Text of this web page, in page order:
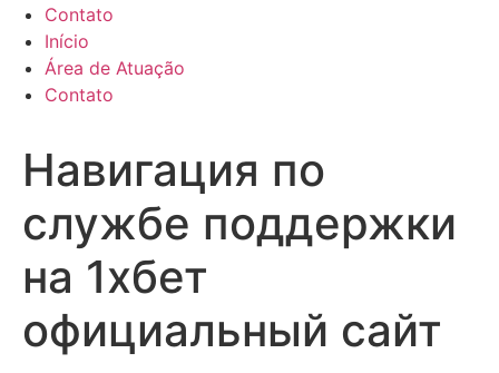
Contato
Início
Área de Atuação
Contato
Навигация по
службе поддержки
на 1хбет
официальный сайт